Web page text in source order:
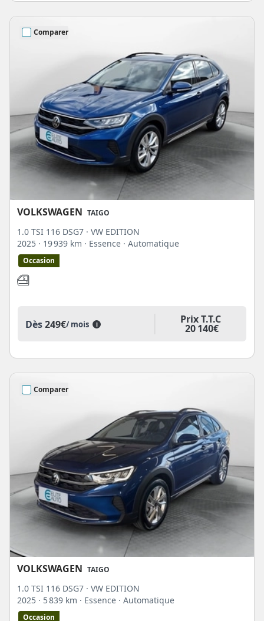
Comparer
VOLKSWAGEN TAIGO
1.0 TSI 116 DSG7 · VW EDITION
2025 · 19 939 km · Essence · Automatique
Occasion
Dès249€/ mois i Prix T.T.C
20 140€
Comparer
VOLKSWAGEN TAIGO
1.0 TSI 116 DSG7 · VW EDITION
2025 · 5 839 km · Essence · Automatique
Occasion